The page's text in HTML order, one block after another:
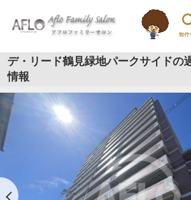
デ・リード鶴見緑地パークサイドの
情報